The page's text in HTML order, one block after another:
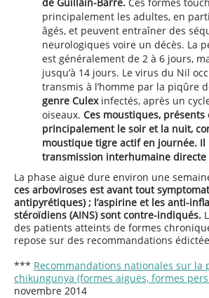
principalement les adultes, en
âgés, et peuvent entraîner des
neurologiques voire un décès. La
est généralement de 2 à 6 jours,
jusqu’à 14 jours. Le virus du Nil
transmis à l’homme par la piqûre
genre Culex infectés, après un
oiseaux. Ces moustiques,
principalement le soir et la nuit,
moustique tigre actif en journée. Il
transmission interhumaine directe
La phase aiguë dure environ une
ces arboviroses est avant tout
antipyrétiques) ; l’aspirine et les anti-
stéroïdiens (AINS) sont contre-indiqués.
des patients atteints de formes
repose sur des recommandations
*** Recommandations nationales sur la
chikungunya (formes aiguës, formes
novembre 2014